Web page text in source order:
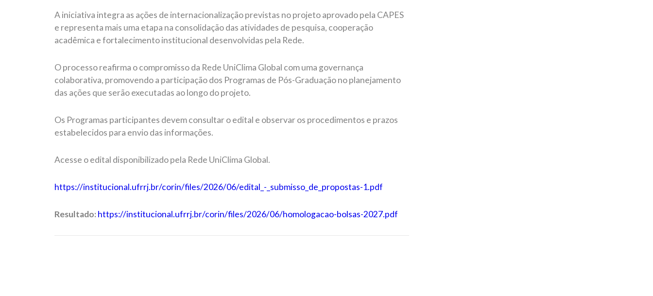
A iniciativa integra as ações de internacionalização previstas no projeto aprovado pela CAPES
e representa mais uma etapa na consolidação das atividades de pesquisa, cooperação
acadêmica e fortalecimento institucional desenvolvidas pela Rede.
O processo reafirma o compromisso da Rede UniClima Global com uma governança
colaborativa, promovendo a participação dos Programas de Pós-Graduação no planejamento
das ações que serão executadas ao longo do projeto.
Os Programas participantes devem consultar o edital e observar os procedimentos e prazos
estabelecidos para envio das informações.
Acesse o edital disponibilizado pela Rede UniClima Global.
https://institucional.ufrrj.br/corin/files/2026/06/edital_-_submisso_de_propostas-1.pdf
Resultado:https://institucional.ufrrj.br/corin/files/2026/06/homologacao-bolsas-2027.pdf